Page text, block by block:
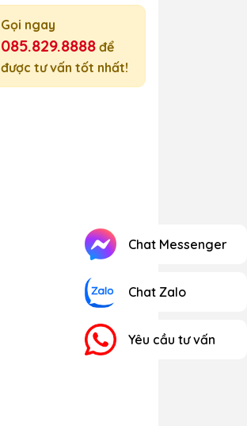
Gọi ngay
085.829.8888 để
được tư vấn tốt nhất!
Chat Messenger
Chat Zalo
Yêu cầu tư vấn